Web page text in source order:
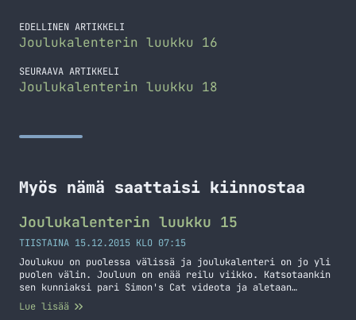
EDELLINEN ARTIKKELI
Joulukalenterin luukku 16
SEURAAVA ARTIKKELI
Joulukalenterin luukku 18
Myös nämä saattaisi kiinnostaa
Joulukalenterin luukku 15
TIISTAINA 15.12.2015 KLO 07:15
Joulukuu on puolessa välissä ja joulukalenteri on jo yli
puolen välin. Jouluun on enää reilu viikko. Katsotaankin
sen kunniaksi pari Simon's Cat videota ja aletaan
valmistautua jouluun niin omasta, kuin kissojenkin
puolesta.
Lue lisää